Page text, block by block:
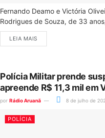
Fernando Deamo e Victória
Rodrigues de Souza, de 33
LEIA MAIS
Polícia Militar prende
apreende R$ 11,3 mil em
por Rádio Aruanã 8 de julho de
POLÍCIA